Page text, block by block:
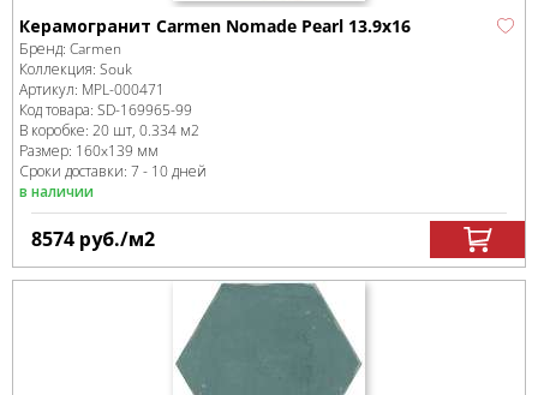
Керамогранит Carmen Nomade Pearl 13.9х16
Бренд: Carmen
Коллекция: Souk
Артикул: MPL-000471
Код товара: SD-169965-99
В коробке: 20 шт, 0.334 м2
Размер: 160x139 мм
Сроки доставки: 7 - 10 дней
в наличии
8574 руб./м2